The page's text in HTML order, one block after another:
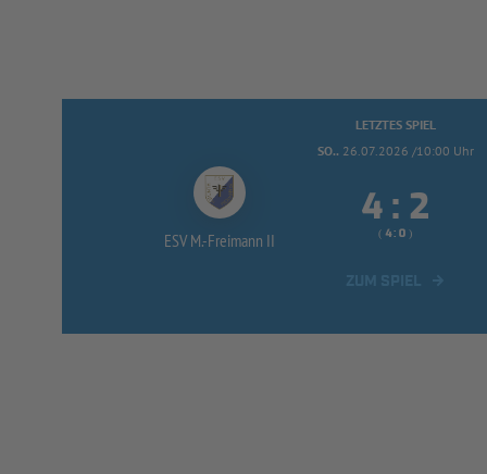
LETZTES SPIEL
SO.. 26.07.2026 /10:00 Uhr
ESV M.-Freimann II
 : 
( :  )